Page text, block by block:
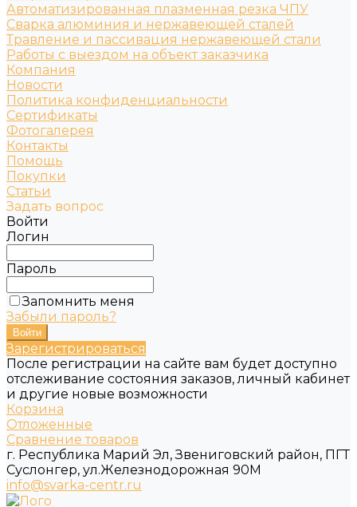
Автоматизированная плазменная резка ЧПУ
Сварка алюминия и нержавеющей сталей
Травление и пассивация нержавеющей стали
Работы с выездом на объект заказчика
Компания
Новости
Политика конфиденциальности
Сертификаты
Фотогалерея
Контакты
Помощь
Покупки
Статьи
Задать вопрос
Войти
Логин
Пароль
Запомнить меня
Забыли пароль?
Зарегистрироваться
После регистрации на сайте вам будет доступно
отслеживание состояния заказов, личный кабинет
и другие новые возможности
Корзина
Отложенные
Сравнение товаров
г. Республика Марий Эл, Звениговский район, ПГТ
Суслонгер, ул.Железнодорожная 90М
info@svarka-centr.ru